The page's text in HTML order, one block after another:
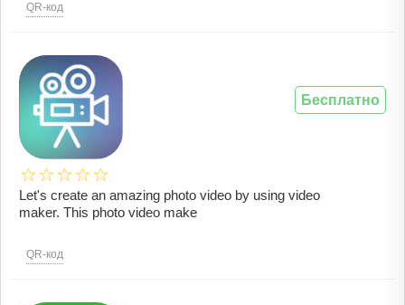
QR-код
Let's create an amazing photo video by using video
maker. This photo video make
QR-код
Бесплатно